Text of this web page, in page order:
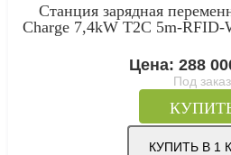
Станция зарядная
Charge 7,4kW T2C 5m-
Цена: 288
Под заказ
КУПИТЬ В 1